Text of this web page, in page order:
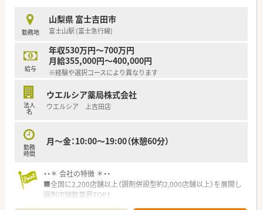
■育児休暇は3歳まで取得が可能で、時短制度は小学5年生まで
時短勤務ができるよう変更予定です。
■年間休日が120日とワークライフバランスが整っています
■日用品から常備薬まで、従業員割引制度など嬉しいメリットも
たくさんあります！
勤務地
山梨県 富士吉田市
富士山駅 (富士急行線)
給与
年収530万円～700万円
月給355,000円～400,000円
※経験や選択コースにより異なります
法人
名
ウエルシア薬局株式会社
ウエルシア 上吉田店
勤務
時間
月～金：10:00～19:00（休憩60分）
・・＊ 会社の特徴 ＊・・
■全国に2,200店舗以上（調剤併設型約2,000店舗以上）を展開し
調剤店舗数業界TOP！